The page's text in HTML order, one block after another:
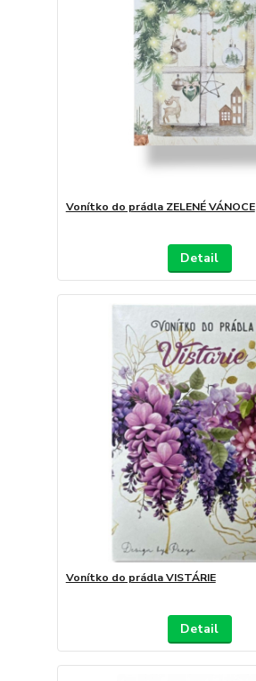
Vonítko do prádla ZELENÉ VÁNOCE
Detail
Vonítko do prádla VISTÁRIE
Detail